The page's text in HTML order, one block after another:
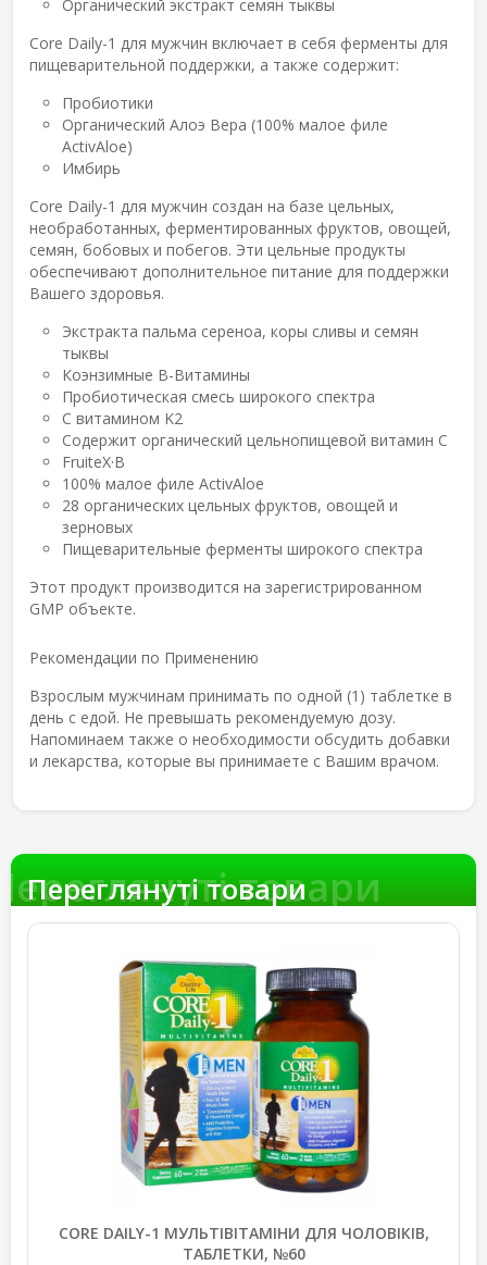
Органический экстракт семян тыквы
Core Daily-1 для мужчин включает в себя ферменты для
пищеварительной поддержки, а также содержит:
Пробиотики
Органический Алоэ Вера (100% малое филе
ActivAloe)
Имбирь
Core Daily-1 для мужчин создан на базе цельных,
необработанных, ферментированных фруктов, овощей,
семян, бобовых и побегов. Эти цельные продукты
обеспечивают дополнительное питание для поддержки
Вашего здоровья.
Экстракта пальма сереноа, коры сливы и семян
тыквы
Коэнзимные B-Витамины
Пробиотическая смесь широкого спектра
С витамином K2
Содержит органический цельнопищевой витамин C
FruiteX·B
100% малое филе ActivAloe
28 органических цельных фруктов, овощей и
зерновых
Пищеварительные ферменты широкого спектра
Этот продукт производится на зарегистрированном
GMP объекте.
Рекомендации по Применению
Взрослым мужчинам принимать по одной (1) таблетке в
день с едой. Не превышать рекомендуемую дозу.
Напоминаем также о необходимости обсудить добавки
и лекарства, которые вы принимаете с Вашим врачом.
товари
Переглянуті товари
CORE DAILY-1 МУЛЬТІВІТАМІНИ ДЛЯ ЧОЛОВІКІВ,
ТАБЛЕТКИ, №60